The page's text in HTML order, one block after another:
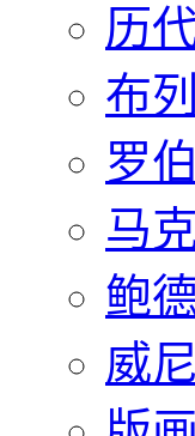
历
布
罗
马
鲍
威